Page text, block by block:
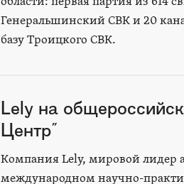
Генеральшинский СВК и 20
базу Троицкого СВК.
Lely на
Центр"
Компания Lely, мировой лидер
международном научно-